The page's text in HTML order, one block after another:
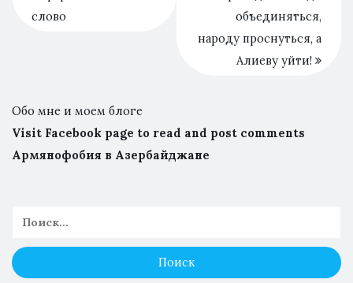
слово
объединяться,
народу проснуться, а
Алиеву уйти!
Обо мне и моем блоге
Visit Facebook page to read and post comments
Армянофобия в Азербайджане